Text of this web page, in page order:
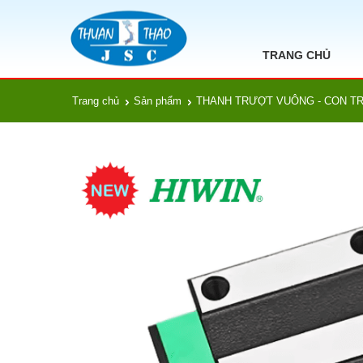
TRANG CHỦ
Trang chủ Sản phẩm THANH TRƯỢT VUÔNG - CON